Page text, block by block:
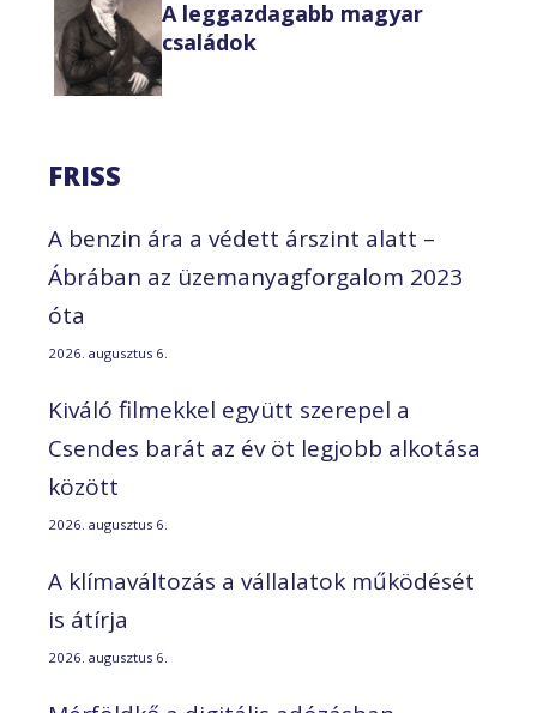
A leggazdagabb magyar
családok
FRISS
A benzin ára a védett árszint alatt –
Ábrában az üzemanyagforgalom 2023
óta
2026. augusztus 6.
Kiváló filmekkel együtt szerepel a
Csendes barát az év öt legjobb alkotása
között
2026. augusztus 6.
A klímaváltozás a vállalatok működését
is átírja
2026. augusztus 6.